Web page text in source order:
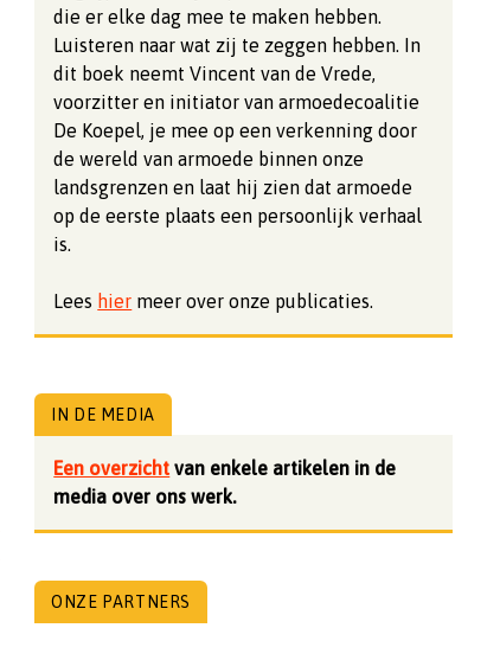
die er elke dag mee te maken hebben.
Luisteren naar wat zij te zeggen hebben. In
dit boek neemt Vincent van de Vrede,
voorzitter en initiator van armoedecoalitie
De Koepel, je mee op een verkenning door
de wereld van armoede binnen onze
landsgrenzen en laat hij zien dat armoede
op de eerste plaats een persoonlijk verhaal
is.
Lees hier meer over onze publicaties.
IN DE MEDIA
Een overzicht van enkele artikelen in de
media over ons werk.
ONZE PARTNERS